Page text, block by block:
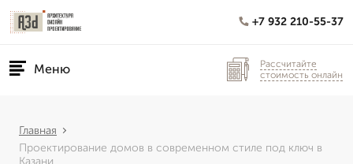
+7 932 210-55-37
Меню
Рассчитайте
стоимость онлайн
Главная
Проектирование домов в современном стиле под ключ в
Казани